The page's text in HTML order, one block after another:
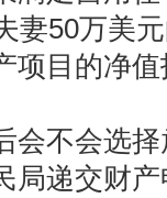
妻50万美
项目的净
会不会选
局递交财